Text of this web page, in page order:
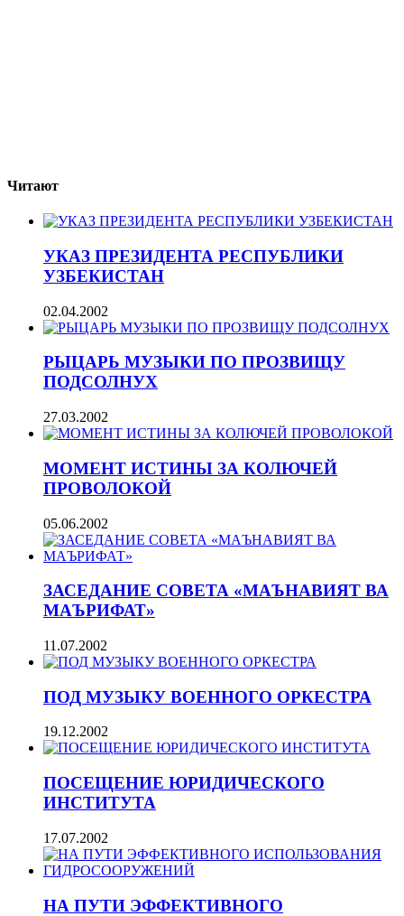
Читают
УКАЗ ПРЕЗИДЕНТА РЕСПУБЛИКИ
УЗБЕКИСТАН
02.04.2002
РЫЦАРЬ МУЗЫКИ ПО ПРОЗВИЩУ
ПОДСОЛНУХ
27.03.2002
МОМЕНТ ИСТИНЫ ЗА КОЛЮЧЕЙ
ПРОВОЛОКОЙ
05.06.2002
ЗАСЕДАНИЕ СОВЕТА «МАЪНАВИЯТ ВА
МАЪРИФАТ»
11.07.2002
ПОД МУЗЫКУ ВОЕННОГО ОРКЕСТРА
19.12.2002
ПОСЕЩЕНИЕ ЮРИДИЧЕСКОГО
ИНСТИТУТА
17.07.2002
НА ПУТИ ЭФФЕКТИВНОГО